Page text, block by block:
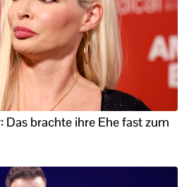
Das brachte ihre Ehe fast zum